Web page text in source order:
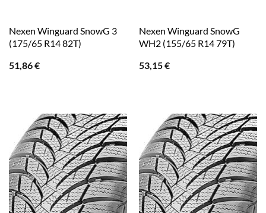
Nexen Winguard SnowG 3
(175/65 R14 82T)
51,86€
Nexen Winguard SnowG
WH2 (155/65 R14 79T)
53,15€